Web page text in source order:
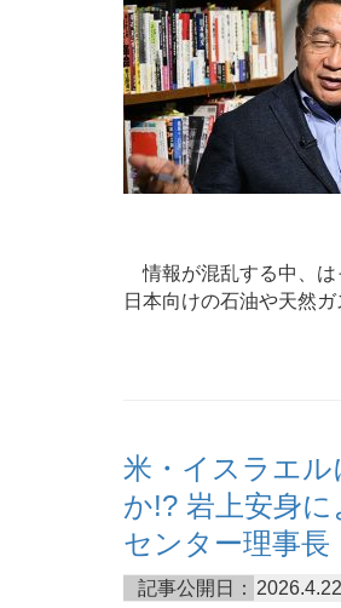
情報が混乱する中、は
日本向けの石油や天然
米・イスラエ
か!? 岩上安身
センター理事長
記事公開日： 2026.4.22